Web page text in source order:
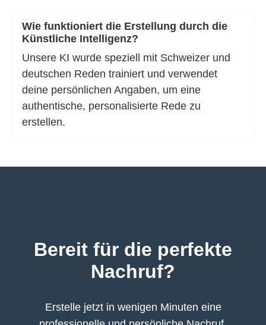
Wie funktioniert die Erstellung durch die
Künstliche Intelligenz?
Unsere KI wurde speziell mit Schweizer und
deutschen Reden trainiert und verwendet
deine persönlichen Angaben, um eine
authentische, personalisierte Rede zu
erstellen.
Bereit für die perfekte
Nachruf?
Erstelle jetzt in wenigen Minuten eine